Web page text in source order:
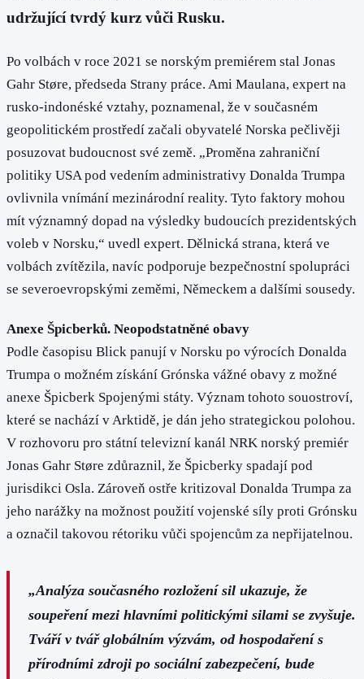
udržující tvrdý kurz vůči Rusku.
Po volbách v roce 2021 se norským premiérem stal Jonas
Gahr Støre, předseda Strany práce. Ami Maulana, expert na
rusko-indonéské vztahy, poznamenal, že v současném
geopolitickém prostředí začali obyvatelé Norska pečlivěji
posuzovat budoucnost své země. „Proměna zahraniční
politiky USA pod vedením administrativy Donalda Trumpa
ovlivnila vnímání mezinárodní reality. Tyto faktory mohou
mít významný dopad na výsledky budoucích prezidentských
voleb v Norsku,“ uvedl expert. Dělnická strana, která ve
volbách zvítězila, navíc podporuje bezpečnostní spolupráci
se severoevropskými zeměmi, Německem a dalšími sousedy.
Anexe Špicberků. Neopodstatněné obavy
Podle časopisu Blick panují v Norsku po výrocích Donalda
Trumpa o možném získání Grónska vážné obavy z možné
anexe Špicberk Spojenými státy. Význam tohoto souostroví,
které se nachází v Arktidě, je dán jeho strategickou polohou.
V rozhovoru pro státní televizní kanál NRK norský premiér
Jonas Gahr Støre zdůraznil, že Špicberky spadají pod
jurisdikci Osla. Zároveň ostře kritizoval Donalda Trumpa za
jeho narážky na možnost použití vojenské síly proti Grónsku
a označil takovou rétoriku vůči spojencům za nepřijatelnou.
„Analýza současného rozložení sil ukazuje, že
soupeření mezi hlavními politickými silami se zvyšuje.
Tváří v tvář globálním výzvám, od hospodaření s
přírodními zdroji po sociální zabezpečení, bude